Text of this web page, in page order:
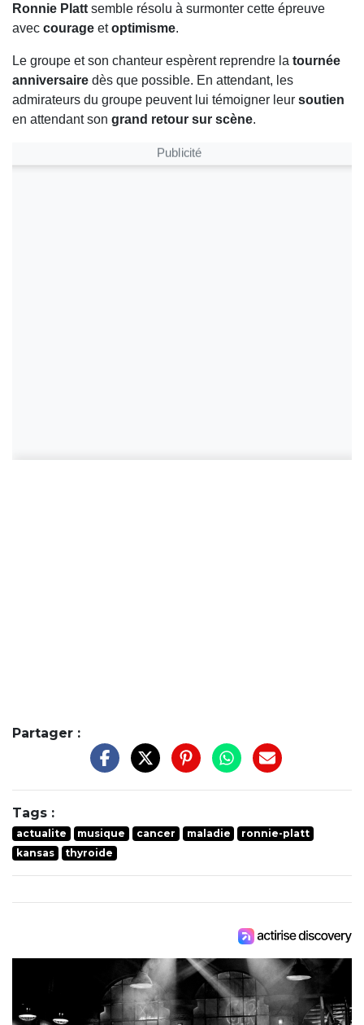
Ronnie Platt semble résolu à surmonter cette épreuve
avec courage etoptimisme.
Le groupe et son chanteur espèrent reprendre la tournée
anniversaire dès que possible. En attendant, les
admirateurs du groupe peuvent lui témoigner leur soutien
en attendant son grand retour sur scène.
Publicité
Partager :
Tags :
actualite musique cancer maladie
ronnie-platt
kansas
thyroide